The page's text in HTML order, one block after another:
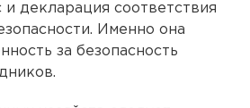
декларация соответствия
Именно она
за безопасность